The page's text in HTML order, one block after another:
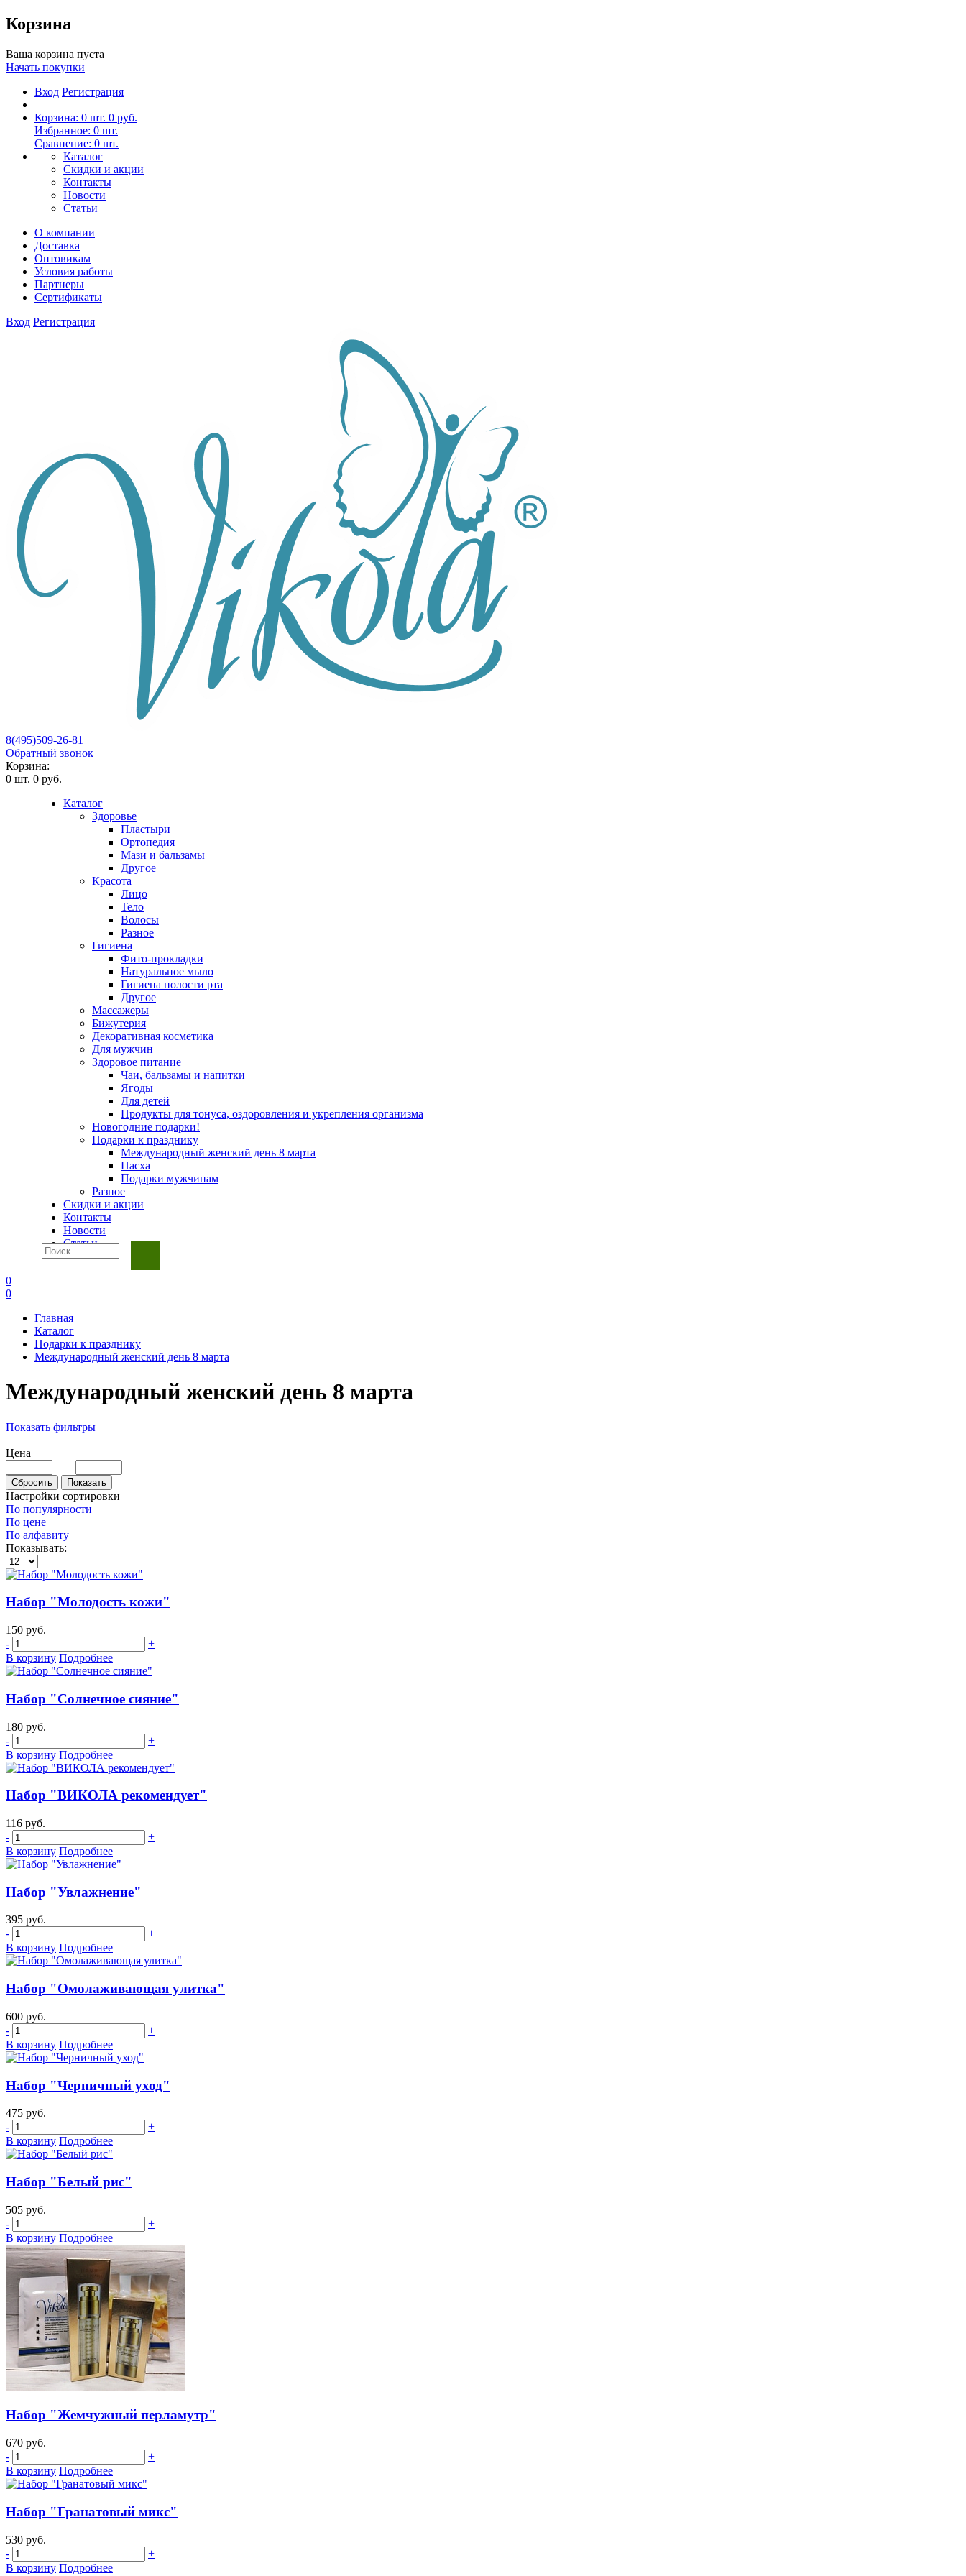
Корзина
Ваша корзина пуста
Начать покупки
Вход Регистрация
Корзина: 0 шт. 0 руб.
Избранное: 0 шт.
Сравнение: 0 шт.
Каталог
Скидки и акции
Контакты
Новости
Статьи
О компании
Доставка
Оптовикам
Условия работы
Партнеры
Сертификаты
Вход Регистрация
8(495)509-26-81
Обратный звонок
Корзина:
0 шт. 0 руб.
Каталог
Здоровье
Пластыри
Ортопедия
Мази и бальзамы
Другое
Красота
Лицо
Тело
Волосы
Разное
Гигиена
Фито-прокладки
Натуральное мыло
Гигиена полости рта
Другое
Массажеры
Бижутерия
Декоративная косметика
Для мужчин
Здоровое питание
Чаи, бальзамы и напитки
Ягоды
Для детей
Продукты для тонуса, оздоровления и укрепления организма
Новогодние подарки!
Подарки к празднику
Международный женский день 8 марта
Пасха
Подарки мужчинам
Разное
Скидки и акции
Контакты
Новости
Статьи
0
0
Главная
Каталог
Подарки к празднику
Международный женский день 8 марта
Международный женский день 8 марта
Показать фильтры
Цена
—
Настройки сортировки
По популярности
По цене
По алфавиту
Показывать:
Набор "Молодость кожи"
150 руб.
-
+
В корзину Подробнее
Набор "Солнечное сияние"
180 руб.
-
+
В корзину Подробнее
Набор "ВИКОЛА рекомендует"
116 руб.
-
+
В корзину Подробнее
Набор "Увлажнение"
395 руб.
-
+
В корзину Подробнее
Набор "Омолаживающая улитка"
600 руб.
-
+
В корзину Подробнее
Набор "Черничный уход"
475 руб.
-
+
В корзину Подробнее
Набор "Белый рис"
505 руб.
-
+
В корзину Подробнее
Набор "Жемчужный перламутр"
670 руб.
-
+
В корзину Подробнее
Набор "Гранатовый микс"
530 руб.
-
+
В корзину Подробнее